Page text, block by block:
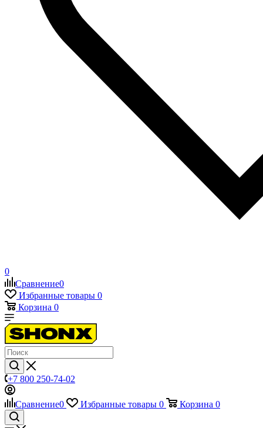
0
Сравнение0
Избранные товары 0
Корзина 0
+7 800 250-74-02
Сравнение0 Избранные товары 0 Корзина 0